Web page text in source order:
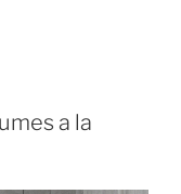
a la